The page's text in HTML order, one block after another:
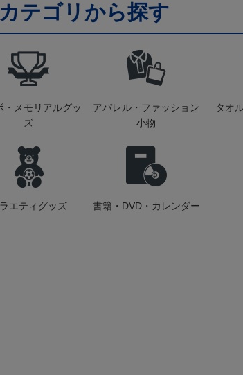
カテゴリから探す
・メモリアルグッ
ズ
アパレル・ファッション
小物
タオ
エティグッズ 書籍・DVD・カレンダー